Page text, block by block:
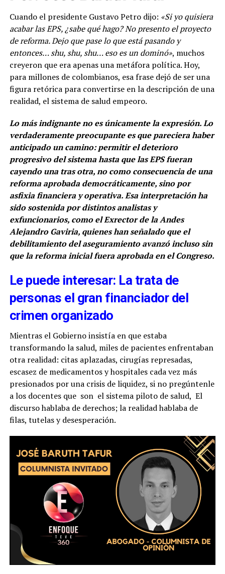
Cuando el presidente Gustavo Petro dijo: «Si yo quisiera
acabar las EPS, ¿sabe qué hago? No presento el proyecto
de reforma. Dejo que pase lo que está pasando y
entonces… shu, shu, shu… eso es un dominó», muchos
creyeron que era apenas una metáfora política. Hoy,
para millones de colombianos, esa frase dejó de ser una
figura retórica para convertirse en la descripción de una
realidad, el sistema de salud empeoro.
Lo más indignante no es únicamente la expresión. Lo
verdaderamente preocupante es que pareciera haber
anticipado un camino: permitir el deterioro
progresivo del sistema hasta que las EPS fueran
cayendo una tras otra, no como consecuencia de una
reforma aprobada democráticamente, sino por
asfixia financiera y operativa. Esa interpretación ha
sido sostenida por distintos analistas y
exfuncionarios, como el Exrector de la Andes
Alejandro Gaviria, quienes han señalado que el
debilitamiento del aseguramiento avanzó incluso sin
que la reforma inicial fuera aprobada en el Congreso.
Le puede interesar: La trata de
personas el gran financiador del
crimen organizado
Mientras el Gobierno insistía en que estaba
transformando la salud, miles de pacientes enfrentaban
otra realidad: citas aplazadas, cirugías represadas,
escasez de medicamentos y hospitales cada vez más
presionados por una crisis de liquidez, si no pregúntenle
a los docentes que son el sistema piloto de salud, El
discurso hablaba de derechos; la realidad hablaba de
filas, tutelas y desesperación.